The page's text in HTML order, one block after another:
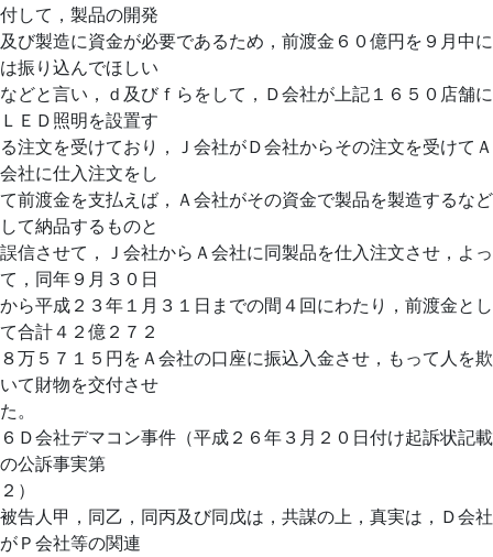
付して，製品の開発
及び製造に資金が必要であるため，前渡金６０億円を９月中に
は振り込んでほしい
などと言い，ｄ及びｆらをして，Ｄ会社が上記１６５０店舗に
ＬＥＤ照明を設置す
る注文を受けており，Ｊ会社がＤ会社からその注文を受けてＡ
会社に仕入注文をし
て前渡金を支払えば，Ａ会社がその資金で製品を製造するなど
して納品するものと
誤信させて，Ｊ会社からＡ会社に同製品を仕入注文させ，よっ
て，同年９月３０日
から平成２３年１月３１日までの間４回にわたり，前渡金とし
て合計４２億２７２
８万５７１５円をＡ会社の口座に振込入金させ，もって人を欺
いて財物を交付させ
た。
６Ｄ会社デマコン事件（平成２６年３月２０日付け起訴状記載
の公訴事実第
２）
被告人甲，同乙，同丙及び同戊は，共謀の上，真実は，Ｄ会社
がＰ会社等の関連